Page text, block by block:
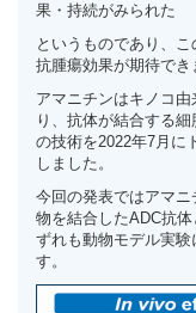
果・持続がみられた
というものであり、
抗腫瘍効果が期待でき
アマニチンはキノコ
り、抗体が結合する
の技術を2022年7月に
しました。
今回の発表ではアマ
物を結合したADC抗
ずれも動物モデル実
す。